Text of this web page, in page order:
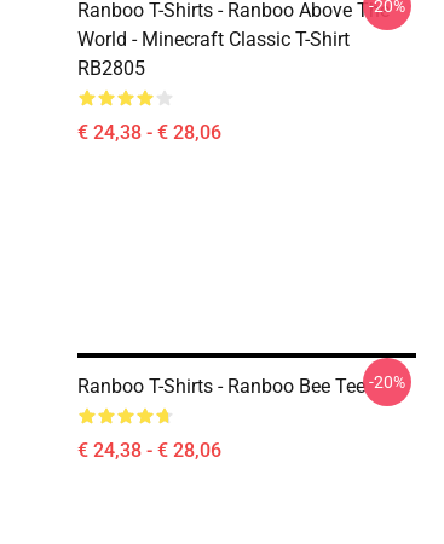
Ranboo T-Shirts - Ranboo Above The
World - Minecraft Classic T-Shirt
RB2805
€ 24,38 - € 28,06
-20%
Ranboo T-Shirts - Ranboo Bee Tee
€ 24,38 - € 28,06
-20%